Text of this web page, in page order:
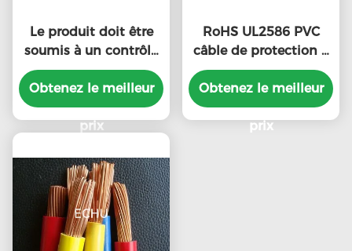
Le produit doit être
soumis à un contrôle
d'approvisionnement
en matières premières.
Obtenez le meilleur
prix
RoHS UL2586 PVC
câble de protection à
double fil de cuivre
isolé à plusieurs
noyaux
Obtenez le meilleur
prix